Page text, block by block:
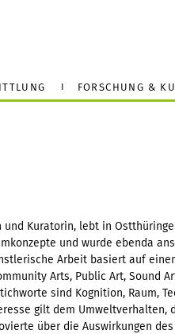
FORSCHUNG &
Kuratorin, lebt in
und wurde ebenda
Arbeit basiert auf
Arts, Public Art, Sound
sind Kognition, Raum,
gilt dem Umweltverhalten,
über die Auswirkungen